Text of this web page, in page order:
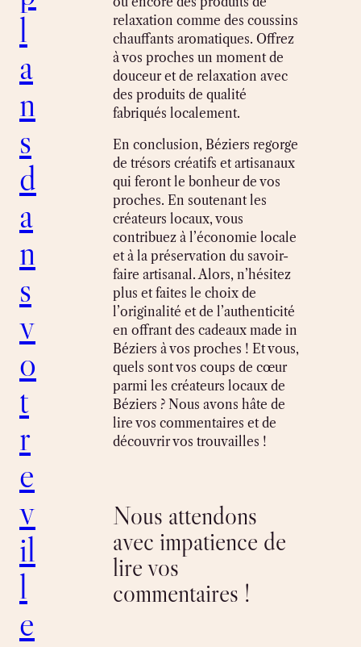
l
a
n
s
d
a
n
s
v
o
t
r
e
v
il
l
e
relaxation comme des coussins
chauffants aromatiques. Offrez
à vos proches un moment de
douceur et de relaxation avec
des produits de qualité
fabriqués localement.
En conclusion, Béziers regorge
de trésors créatifs et artisanaux
qui feront le bonheur de vos
proches. En soutenant les
créateurs locaux, vous
contribuez à l’économie locale
et à la préservation du savoir-
faire artisanal. Alors, n’hésitez
plus et faites le choix de
l’originalité et de l’authenticité
en offrant des cadeaux made in
Béziers à vos proches ! Et vous,
quels sont vos coups de cœur
parmi les créateurs locaux de
Béziers ? Nous avons hâte de
lire vos commentaires et de
découvrir vos trouvailles !
Nous attendons
avec impatience de
lire vos
commentaires !